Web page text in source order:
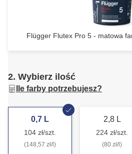
Flügger Flutex Pro 5 - matowa
2. Wybierz ilość
Ile farby potrzebujesz?
0,7 L
104 zł/szt.
(148,57 zł/l)
2,8 L
224 zł/szt.
(80 zł/l)